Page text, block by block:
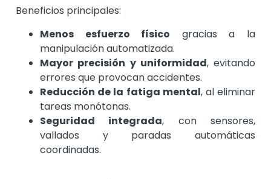
Beneficios principales:
Menos esfuerzo físico gracias a la
manipulación automatizada.
Mayor precisión y uniformidad, evitando
errores que provocan accidentes.
Reducción de la fatiga mental, al eliminar
tareas monótonas.
Seguridad integrada, con sensores,
vallados y paradas automáticas
coordinadas.